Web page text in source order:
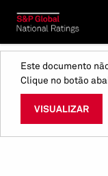
Este documento
Clique no botão
VISUALIZAR